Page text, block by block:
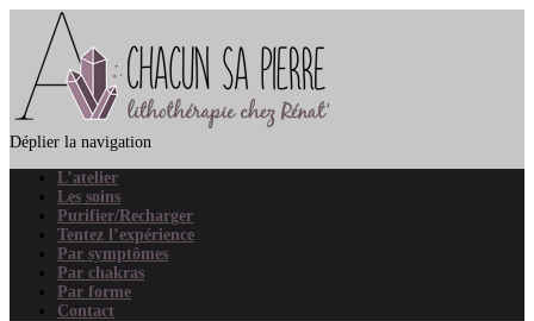
Déplier la navigation
L’atelier
Les soins
Purifier/Recharger
Tentez l’expérience
Par symptômes
Par chakras
Par forme
Contact